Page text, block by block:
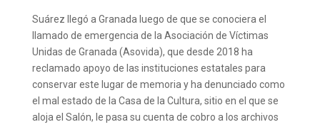
Suárez llegó a Granada luego de que se conociera el
llamado de emergencia de la Asociación de Víctimas
Unidas de Granada (Asovida), que desde 2018 ha
reclamado apoyo de las instituciones estatales para
conservar este lugar de memoria y ha denunciado como
el mal estado de la Casa de la Cultura, sitio en el que se
aloja el Salón, le pasa su cuenta de cobro a los archivos